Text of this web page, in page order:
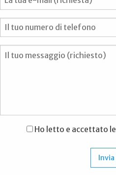
Ho letto e accettato le